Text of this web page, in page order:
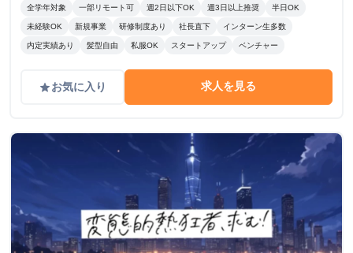
全学年対象 一部リモート可 週2日以下OK 週3日以上推奨 半日OK
未経験OK 新規事業 研修制度あり 社長直下 インターン生多数
内定実績あり 髪型自由 私服OK スタートアップ ベンチャー
gradeお気に入り 求人を見る